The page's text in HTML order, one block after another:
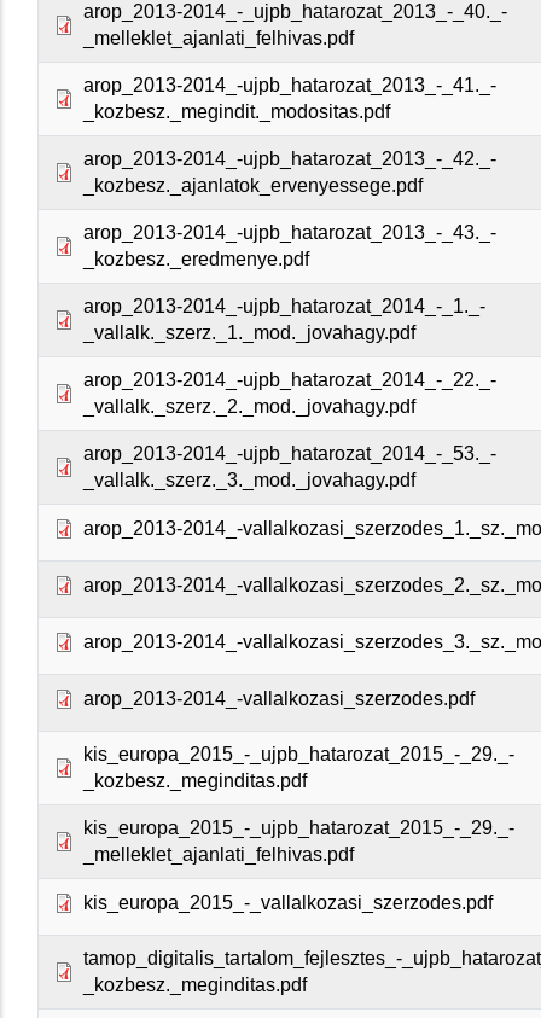
arop_2013-2014_-_ujpb_hatarozat_2013_-_40._-
_melleklet_ajanlati_felhivas.pdf
arop_2013-2014_-ujpb_hatarozat_2013_-_41._-
_kozbesz._megindit._modositas.pdf
arop_2013-2014_-ujpb_hatarozat_2013_-_42._-
_kozbesz._ajanlatok_ervenyessege.pdf
arop_2013-2014_-ujpb_hatarozat_2013_-_43._-
_kozbesz._eredmenye.pdf
arop_2013-2014_-ujpb_hatarozat_2014_-_1._-
_vallalk._szerz._1._mod._jovahagy.pdf
arop_2013-2014_-ujpb_hatarozat_2014_-_22._-
_vallalk._szerz._2._mod._jovahagy.pdf
arop_2013-2014_-ujpb_hatarozat_2014_-_53._-
_vallalk._szerz._3._mod._jovahagy.pdf
arop_2013-2014_-
arop_2013-2014_-
arop_2013-2014_-
arop_2013-2014_-vallalkozasi_szerzodes.pdf
kis_europa_2015_-_ujpb_hatarozat_2015_-_29._-
_kozbesz._meginditas.pdf
kis_europa_2015_-_ujpb_hatarozat_2015_-_29._-
_melleklet_ajanlati_felhivas.pdf
kis_europa_2015_-_vallalkozasi_szerzodes.pdf
tamop_digitalis_tartalom_fejlesztes_-
_kozbesz._meginditas.pdf